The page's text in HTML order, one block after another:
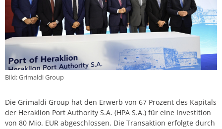
Bild: Grimaldi Group
Die Grimaldi Group hat den Erwerb von 67 Prozent des Kapitals
der Heraklion Port Authority S.A. (HPA S.A.) für eine Investition
von 80 Mio. EUR abgeschlossen. Die Transaktion erfolgte durch